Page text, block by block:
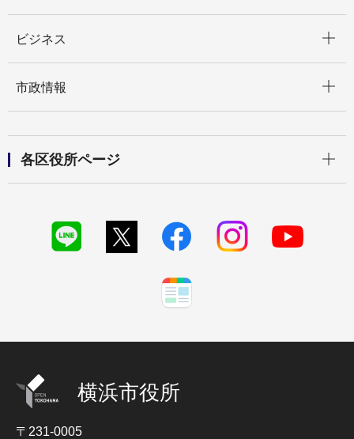
ビジネス
市政情報
各区役所ページ
横浜市役所
〒231-0005